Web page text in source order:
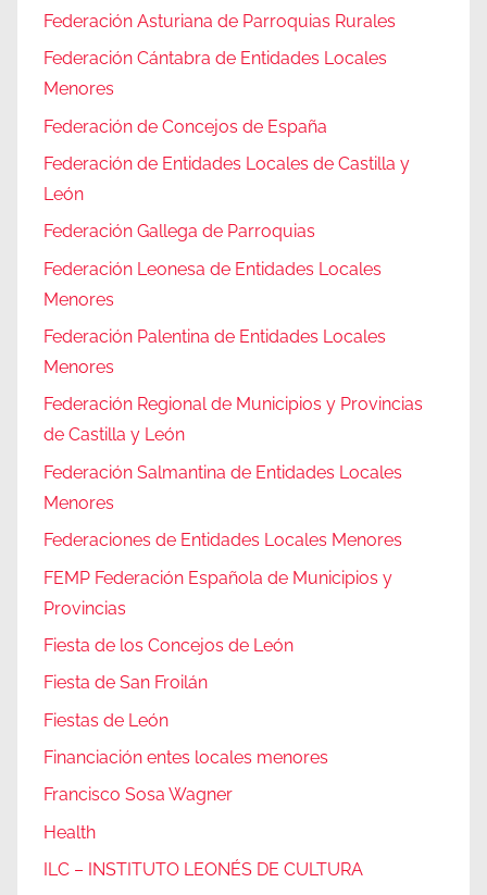
Federación Asturiana de Parroquias Rurales
Federación Cántabra de Entidades Locales
Menores
Federación de Concejos de España
Federación de Entidades Locales de Castilla y
León
Federación Gallega de Parroquias
Federación Leonesa de Entidades Locales
Menores
Federación Palentina de Entidades Locales
Menores
Federación Regional de Municipios y Provincias
de Castilla y León
Federación Salmantina de Entidades Locales
Menores
Federaciones de Entidades Locales Menores
FEMP Federación Española de Municipios y
Provincias
Fiesta de los Concejos de León
Fiesta de San Froilán
Fiestas de León
Financiación entes locales menores
Francisco Sosa Wagner
Health
ILC – INSTITUTO LEONÉS DE CULTURA